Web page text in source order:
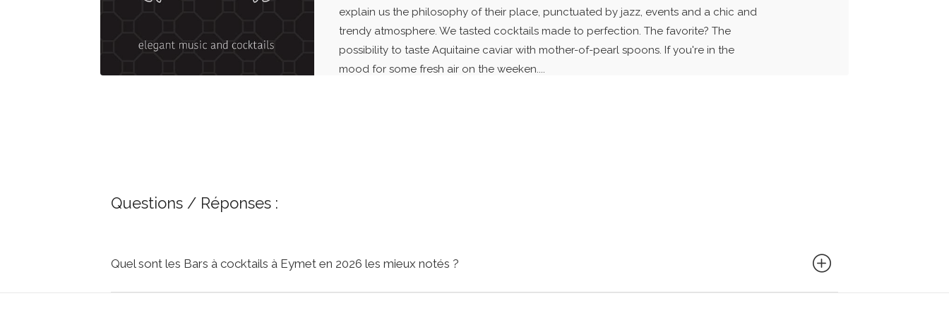
explain us the philosophy of their place, punctuated by jazz, events and a chic and
trendy atmosphere. We tasted cocktails made to perfection. The favorite? The
possibility to taste Aquitaine caviar with mother-of-pearl spoons. If you're in the
mood for some fresh air on the weeken....
Questions / Réponses :
Quel sont les Bars à cocktails à Eymet en 2026 les mieux notés ?